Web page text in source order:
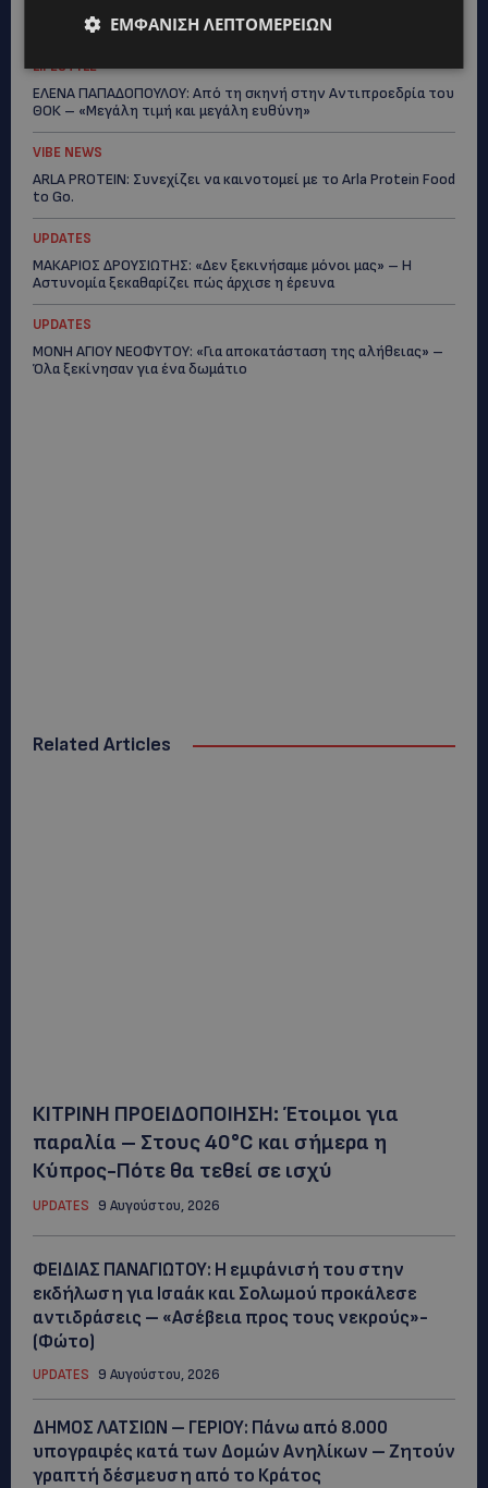
Μια ανάσα δροσιάς για κατοίκους και επισκέπτες
LIFESTYLE
ΕΛΕΝΑ ΠΑΠΑΔΟΠΟΥΛΟΥ: Από τη σκηνή στην Αντιπροεδρία του
ΘΟΚ – «Μεγάλη τιμή και μεγάλη ευθύνη»
VIBE NEWS
ARLA PROTEIN: Συνεχίζει να καινοτομεί με το Arla Protein Food
to Go.
UPDATES
ΜΑΚΑΡΙΟΣ ΔΡΟΥΣΙΩΤΗΣ: «Δεν ξεκινήσαμε μόνοι μας» – Η
Αστυνομία ξεκαθαρίζει πώς άρχισε η έρευνα
UPDATES
ΜΟΝΗ ΑΓΙΟΥ ΝΕΟΦΥΤΟΥ: «Για αποκατάσταση της αλήθειας» –
Όλα ξεκίνησαν για ένα δωμάτιο
Related Articles
ΚΙΤΡΙΝΗ ΠΡΟΕΙΔΟΠΟΙΗΣΗ: Έτοιμοι για
παραλία – Στους 40°C και σήμερα η
Κύπρος-Πότε θα τεθεί σε ισχύ
UPDATES 9 Αυγούστου, 2026
ΦΕΙΔΙΑΣ ΠΑΝΑΓΙΩΤΟΥ: Η εμφάνισή του στην
εκδήλωση για Ισαάκ και Σολωμού προκάλεσε
αντιδράσεις – «Ασέβεια προς τους νεκρούς»-
(Φώτο)
UPDATES 9 Αυγούστου, 2026
ΔΗΜΟΣ ΛΑΤΣΙΩΝ – ΓΕΡΙΟΥ: Πάνω από 8.000
υπογραφές κατά των Δομών Ανηλίκων – Ζητούν
γραπτή δέσμευση από το Κράτος
ΕΜΦΆΝΙΣΗ ΛΕΠΤΟΜΕΡΕΙΏΝ